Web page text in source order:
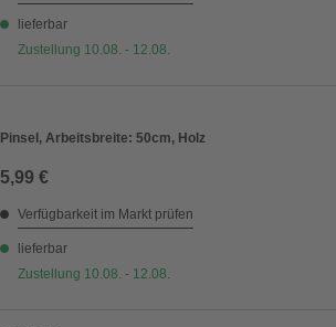
lieferbar
Zustellung 10.08. - 12.08.
Pinsel, Arbeitsbreite: 50cm, Holz
5,99 €
Verfügbarkeit im Markt prüfen
lieferbar
Zustellung 10.08. - 12.08.